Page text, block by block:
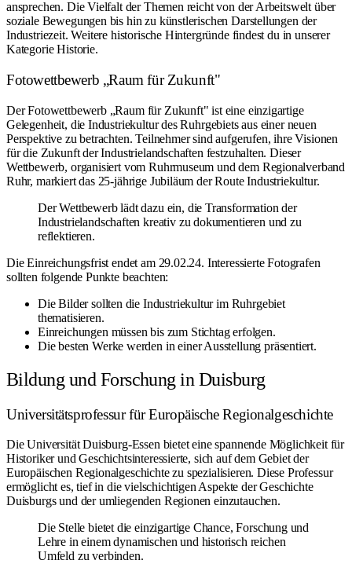
ansprechen. Die Vielfalt der Themen reicht von der Arbeitswelt über
soziale Bewegungen bis hin zu künstlerischen Darstellungen der
Industriezeit. Weitere historische Hintergründe findest du in unserer
KategorieHistorie.
Fotowettbewerb „Raum für Zukunft"
Der Fotowettbewerb „Raum für Zukunft" ist eine einzigartige
Gelegenheit, die Industriekultur des Ruhrgebiets aus einer neuen
Perspektive zu betrachten. Teilnehmer sind aufgerufen, ihre Visionen
für die Zukunft der Industrielandschaften festzuhalten. Dieser
Wettbewerb, organisiert vom Ruhrmuseum und dem Regionalverband
Ruhr, markiert das 25-jährige Jubiläum der Route Industriekultur.
Der Wettbewerb lädt dazu ein, die Transformation der
Industrielandschaften kreativ zu dokumentieren und zu
reflektieren.
Die Einreichungsfrist endet am 29.02.24. Interessierte Fotografen
sollten folgende Punkte beachten:
Die Bilder sollten die Industriekultur im Ruhrgebiet
thematisieren.
Einreichungen müssen bis zum Stichtag erfolgen.
Die besten Werke werden in einer Ausstellung präsentiert.
Bildung und Forschung in Duisburg
Universitätsprofessur für Europäische Regionalgeschichte
Die Universität Duisburg-Essen bietet eine spannende Möglichkeit für
Historiker und Geschichtsinteressierte, sich auf dem Gebiet der
Europäischen Regionalgeschichte zu spezialisieren. Diese Professur
ermöglicht es, tief in die vielschichtigen Aspekte der Geschichte
Duisburgs und der umliegenden Regionen einzutauchen.
Die Stelle bietet die einzigartige Chance, Forschung und
Lehre in einem dynamischen und historisch reichen
Umfeld zu verbinden.